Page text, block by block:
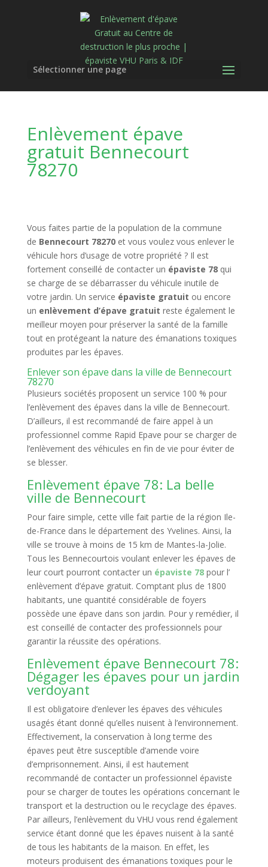
Sélectionner une page
Enlèvement épave
gratuit Bennecourt
78270
Vous faites partie de la population de la commune
de Bennecourt 78270et vous voulez vous enlever le
véhicule hors d’usage de votre propriété ? Il est
fortement conseillé de contacter un épaviste 78qui
se charge de se débarrasser du véhicule inutile de
votre jardin. Un service épaviste gratuit ou encore
un enlèvement d’épave gratuit reste également le
meilleur moyen pour préserver la santé de la famille
tout en protégeant la nature des émanations toxiques
produites par les épaves.
Enlever son épave dans la ville de Bennecourt
78270
Plusieurs sociétés proposent un service 100 % pour
l’enlèvement des épaves dans la ville de Bennecourt.
D’ailleurs, il est recommandé de faire appel à un
professionnel comme Rapid Epave pour se charger de
l’enlèvement des véhicules en fin de vie pour éviter de
se blesser.
Enlèvement épave 78: La belle
ville de Bennecourt
Pour faire simple, cette ville fait partie de la région Ile-
de-France dans le département des Yvelines. Ainsi, la
ville se trouve à moins de 15 km de Mantes-la-Jolie.
Tous les Bennecourtois voulant enlever les épaves de
leur court pourront contacter un épaviste 78pour l’
enlèvement d’épave gratuit. Comptant plus de 1800
habitants, une quantité considérable de foyers
possède une épave dans son jardin. Pour y remédier, il
est conseillé de contacter des professionnels pour
garantir la réussite des opérations.
Enlèvement épave Bennecourt 78:
Dégager les épaves pour un jardin
verdoyant
Il est obligatoire d’enlever les épaves des véhicules
usagés étant donné qu’elles nuisent à l’environnement.
Effectivement, la conservation à long terme des
épaves peut être susceptible d’amende voire
d’emprisonnement. Ainsi, il est hautement
recommandé de contacter un professionnel épaviste
pour se charger de toutes les opérations concernant le
transport et la destruction ou le recyclage des épaves.
Par ailleurs, l’enlèvement du VHU vous rend également
service étant donné que les épaves nuisent à la santé
de tous les habitants de la maison. En effet, les
moteurs produisent des émanations toxiques pour le